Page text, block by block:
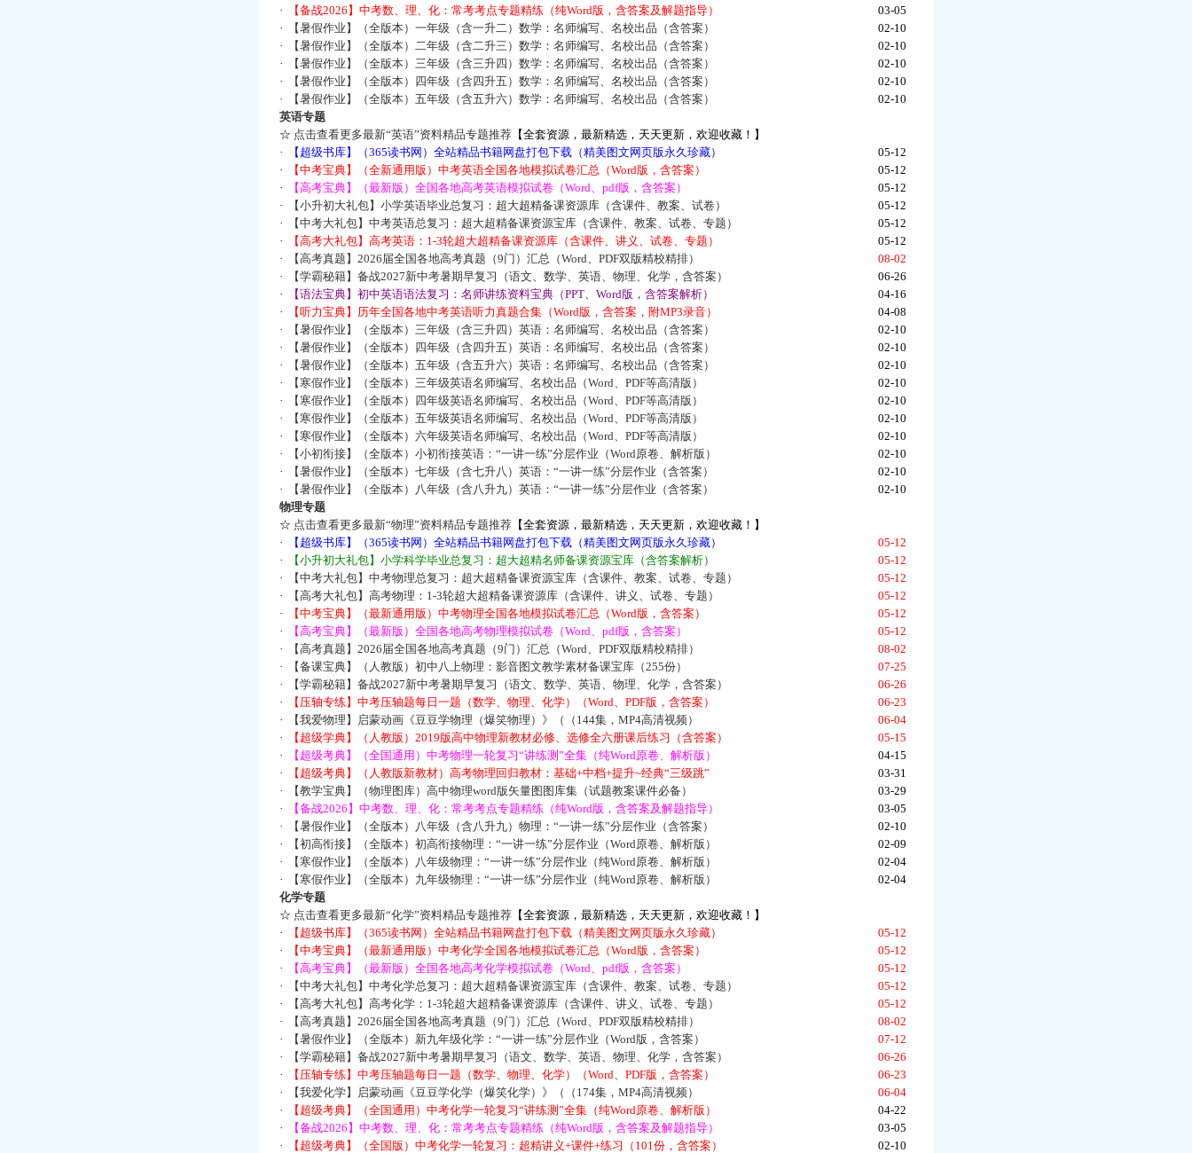
·
【备战2026】中考数、理、化：常考考点专题精练（纯Word版，含答案及解题指导）
03-05
·
【暑假作业】（全版本）一年级（含一升二）数学：名师编写、名校出品（含答案）
02-10
·
【暑假作业】（全版本）二年级（含二升三）数学：名师编写、名校出品（含答案）
02-10
·
【暑假作业】（全版本）三年级（含三升四）数学：名师编写、名校出品（含答案）
02-10
·
【暑假作业】（全版本）四年级（含四升五）数学：名师编写、名校出品（含答案）
02-10
·
【暑假作业】（全版本）五年级（含五升六）数学：名师编写、名校出品（含答案）
02-10
英语专题
☆ 点击查看更多最新“英语”资料精品专题推荐【全套资源，最新精选，天天更新，欢迎收藏！】
·
【超级书库】（365读书网）全站精品书籍网盘打包下载（精美图文网页版永久珍藏）
05-12
·
【中考宝典】（全新通用版）中考英语全国各地模拟试卷汇总（Word版，含答案）
05-12
·
【高考宝典】（最新版）全国各地高考英语模拟试卷（Word、pdf版，含答案）
05-12
·
【小升初大礼包】小学英语毕业总复习：超大超精备课资源库（含课件、教案、试卷）
05-12
·
【中考大礼包】中考英语总复习：超大超精备课资源宝库（含课件、教案、试卷、专题）
05-12
·
【高考大礼包】高考英语：1-3轮超大超精备课资源库（含课件、讲义、试卷、专题）
05-12
·
【高考真题】2026届全国各地高考真题（9门）汇总（Word、PDF双版精校精排）
08-02
·
【学霸秘籍】备战2027新中考暑期早复习（语文、数学、英语、物理、化学，含答案）
06-26
·
【语法宝典】初中英语语法复习：名师讲练资料宝典（PPT、Word版，含答案解析）
04-16
·
【听力宝典】历年全国各地中考英语听力真题合集（Word版，含答案，附MP3录音）
04-08
·
【暑假作业】（全版本）三年级（含三升四）英语：名师编写、名校出品（含答案）
02-10
·
【暑假作业】（全版本）四年级（含四升五）英语：名师编写、名校出品（含答案）
02-10
·
【暑假作业】（全版本）五年级（含五升六）英语：名师编写、名校出品（含答案）
02-10
·
【寒假作业】（全版本）三年级英语名师编写、名校出品（Word、PDF等高清版）
02-10
·
【寒假作业】（全版本）四年级英语名师编写、名校出品（Word、PDF等高清版）
02-10
·
【寒假作业】（全版本）五年级英语名师编写、名校出品（Word、PDF等高清版）
02-10
·
【寒假作业】（全版本）六年级英语名师编写、名校出品（Word、PDF等高清版）
02-10
·
【小初衔接】（全版本）小初衔接英语：“一讲一练”分层作业（Word原卷、解析版）
02-10
·
【暑假作业】（全版本）七年级（含七升八）英语：“一讲一练”分层作业（含答案）
02-10
·
【暑假作业】（全版本）八年级（含八升九）英语：“一讲一练”分层作业（含答案）
02-10
物理专题
☆ 点击查看更多最新“物理”资料精品专题推荐【全套资源，最新精选，天天更新，欢迎收藏！】
·
【超级书库】（365读书网）全站精品书籍网盘打包下载（精美图文网页版永久珍藏）
05-12
·
【小升初大礼包】小学科学毕业总复习：超大超精名师备课资源宝库（含答案解析）
05-12
·
【中考大礼包】中考物理总复习：超大超精备课资源宝库（含课件、教案、试卷、专题）
05-12
·
【高考大礼包】高考物理：1-3轮超大超精备课资源库（含课件、讲义、试卷、专题）
05-12
·
【中考宝典】（最新通用版）中考物理全国各地模拟试卷汇总（Word版，含答案）
05-12
·
【高考宝典】（最新版）全国各地高考物理模拟试卷（Word、pdf版，含答案）
05-12
·
【高考真题】2026届全国各地高考真题（9门）汇总（Word、PDF双版精校精排）
08-02
·
【备课宝典】（人教版）初中八上物理：影音图文教学素材备课宝库（255份）
07-25
·
【学霸秘籍】备战2027新中考暑期早复习（语文、数学、英语、物理、化学，含答案）
06-26
·
【压轴专练】中考压轴题每日一题（数学、物理、化学）（Word、PDF版，含答案）
06-23
·
【我爱物理】启蒙动画《豆豆学物理（爆笑物理）》（（144集，MP4高清视频）
06-04
·
【超级学典】（人教版）2019版高中物理新教材必修、选修全六册课后练习（含答案）
05-15
·
【超级考典】（全国通用）中考物理一轮复习“讲练测”全集（纯Word原卷、解析版）
04-15
·
【超级考典】（人教版新教材）高考物理回归教材：基础+中档+提升~经典“三级跳”
03-31
·
【教学宝典】（物理图库）高中物理word版矢量图图库集（试题教案课件必备）
03-29
·
【备战2026】中考数、理、化：常考考点专题精练（纯Word版，含答案及解题指导）
03-05
·
【暑假作业】（全版本）八年级（含八升九）物理：“一讲一练”分层作业（含答案）
02-10
·
【初高衔接】（全版本）初高衔接物理：“一讲一练”分层作业（Word原卷、解析版）
02-09
·
【寒假作业】（全版本）八年级物理：“一讲一练”分层作业（纯Word原卷、解析版）
02-04
·
【寒假作业】（全版本）九年级物理：“一讲一练”分层作业（纯Word原卷、解析版）
02-04
化学专题
☆ 点击查看更多最新“化学”资料精品专题推荐【全套资源，最新精选，天天更新，欢迎收藏！】
·
【超级书库】（365读书网）全站精品书籍网盘打包下载（精美图文网页版永久珍藏）
05-12
·
【中考宝典】（最新通用版）中考化学全国各地模拟试卷汇总（Word版，含答案）
05-12
·
【高考宝典】（最新版）全国各地高考化学模拟试卷（Word、pdf版，含答案）
05-12
·
【中考大礼包】中考化学总复习：超大超精备课资源宝库（含课件、教案、试卷、专题）
05-12
·
【高考大礼包】高考化学：1-3轮超大超精备课资源库（含课件、讲义、试卷、专题）
05-12
·
【高考真题】2026届全国各地高考真题（9门）汇总（Word、PDF双版精校精排）
08-02
·
【暑假作业】（全版本）新九年级化学：“一讲一练”分层作业（Word版，含答案）
07-12
·
【学霸秘籍】备战2027新中考暑期早复习（语文、数学、英语、物理、化学，含答案）
06-26
·
【压轴专练】中考压轴题每日一题（数学、物理、化学）（Word、PDF版，含答案）
06-23
·
【我爱化学】启蒙动画《豆豆学化学（爆笑化学）》（（174集，MP4高清视频）
06-04
·
【超级考典】（全国通用）中考化学一轮复习“讲练测”全集（纯Word原卷、解析版）
04-22
·
【备战2026】中考数、理、化：常考考点专题精练（纯Word版，含答案及解题指导）
03-05
·
【超级考典】（全国版）中考化学一轮复习：超精讲义+课件+练习（101份，含答案） 02-10